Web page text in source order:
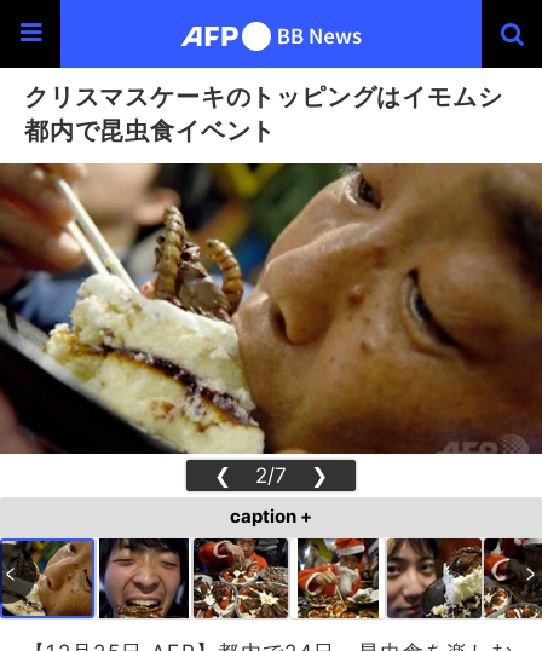
クリスマスケーキのトッピングはイモムシ
都内で昆虫食イベント
❮ 2/7 ❯
caption +